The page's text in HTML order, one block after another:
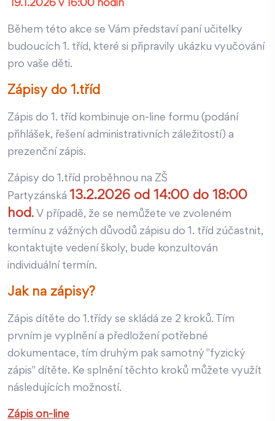
19.1.2026 v 16:00 hodin
Během této akce se Vám představí paní učitelky
budoucích 1. tříd, které si připravily ukázku vyučování
pro vaše děti.
Zápisy do 1.tříd
Zápis do 1. tříd kombinuje on-line formu (podání
přihlášek, řešení administrativních záležitostí) a
prezenční zápis.
Zápisy do 1.tříd proběhnou na ZŠ
Partyzánská
13.2.2026 od 14:00 do 18:00
hod. V případě, že se nemůžete ve zvoleném
termínu z vážných důvodů zápisu do 1. tříd zúčastnit,
kontaktujte vedení školy, bude konzultován
individuální termín.
Jak na zápisy?
Zápis dítěte do 1.třídy se skládá ze 2 kroků. Tím
prvním je vyplnění a předložení potřebné
dokumentace, tím druhým pak samotný "fyzický
zápis" dítěte. Ke splnění těchto kroků můžete využít
následujících možností.
Zápis on-line